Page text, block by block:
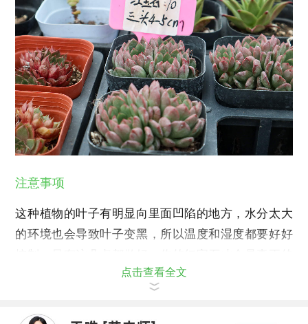
注意事项
这种植物的叶子有明显向里面凹陷的地方，水分太大
的环境也会导致叶子变黑，所以温度和湿度都要好好
红宝石，而不是黑宝石，绿宝石。
点击查看全文